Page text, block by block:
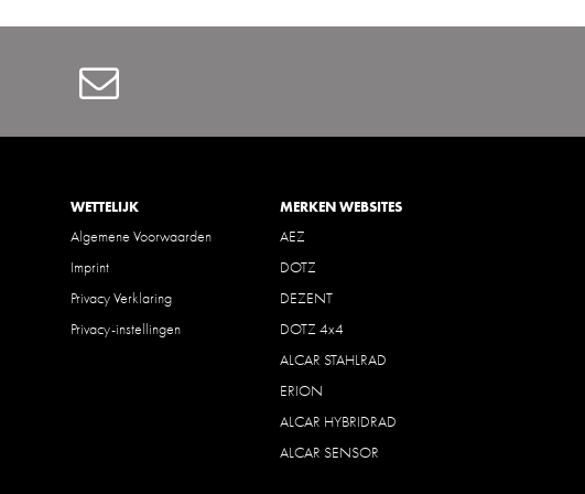
Contact
WETTELIJK
Algemene Voorwaarden
Imprint
Privacy Verklaring
Privacy-instellingen
MERKEN WEBSITES
AEZ
DOTZ
DEZENT
DOTZ 4x4
ALCAR STAHLRAD
ERION
ALCAR HYBRIDRAD
ALCAR SENSOR